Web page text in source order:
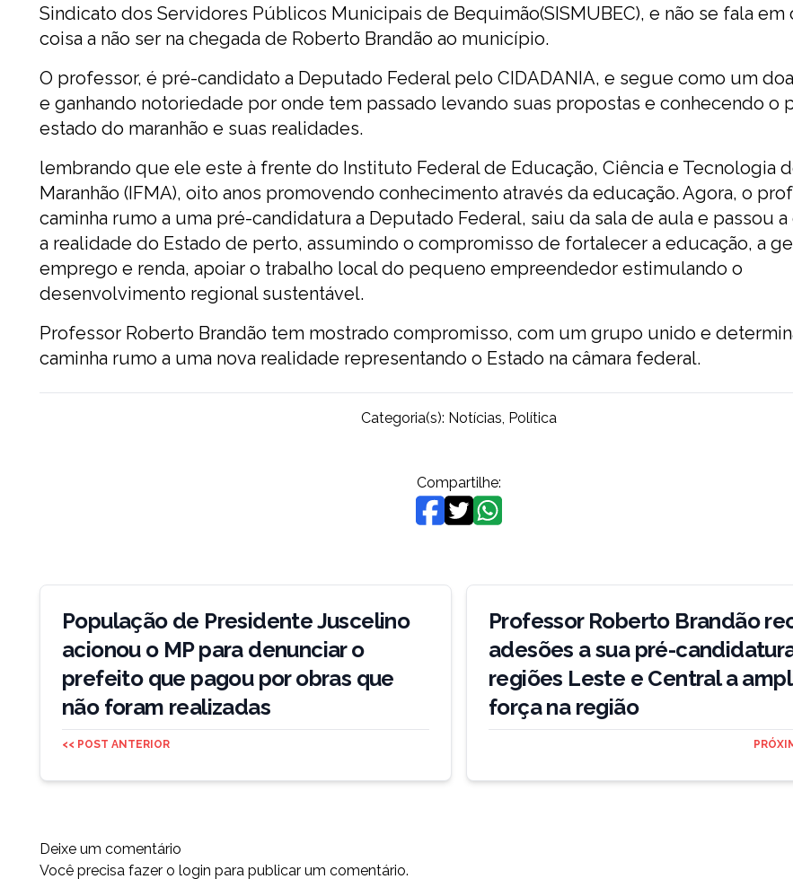
Sindicato dos Servidores Públicos Municipais de Bequimão(SISMUBEC), e não se fala em
coisa a não ser na chegada de Roberto Brandão ao município.
O professor, é pré-candidato a Deputado Federal pelo CIDADANIA, e segue como um
e ganhando notoriedade por onde tem passado levando suas propostas e conhecendo o
estado do maranhão e suas realidades.
lembrando que ele este à frente do Instituto Federal de Educação, Ciência e Tecnologia
Maranhão (IFMA), oito anos promovendo conhecimento através da educação. Agora, o
caminha rumo a uma pré-candidatura a Deputado Federal, saiu da sala de aula e passou
a realidade do Estado de perto, assumindo o compromisso de fortalecer a educação, a
emprego e renda, apoiar o trabalho local do pequeno empreendedor estimulando o
desenvolvimento regional sustentável.
Professor Roberto Brandão tem mostrado compromisso, com um grupo unido e
caminha rumo a uma nova realidade representando o Estado na câmara federal.
Categoria(s): Notícias, Política
Compartilhe:
Navegação
População de Presidente Juscelino
acionou o MP para denunciar o
prefeito que pagou por obras que
não foram realizadas
<< POST ANTERIOR
Professor Roberto Brandão
adesões a sua pré-
regiões Leste e Central a
força na região
Deixe um comentário
Você precisa fazer o login para publicar um comentário.